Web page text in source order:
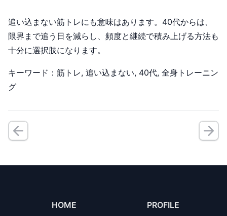
追い込まない筋トレにも意味はあります。40代からは、
限界まで追う日を減らし、頻度と継続で積み上げる方法も
十分に選択肢になります。
キーワード：筋トレ, 追い込まない, 40代, 全身トレーニン
グ
HOME PROFILE